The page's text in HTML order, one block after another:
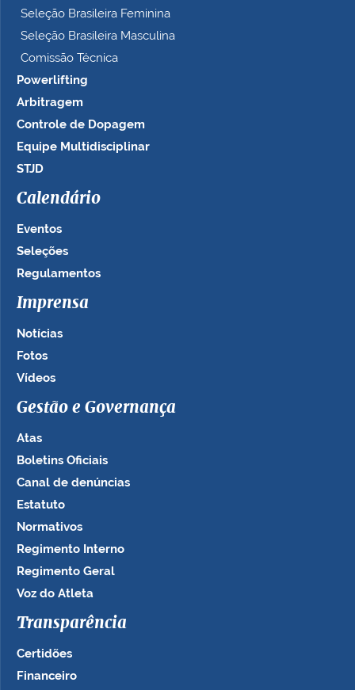
Seleção Brasileira Feminina
Seleção Brasileira Masculina
Comissão Técnica
Powerlifting
Arbitragem
Controle de Dopagem
Equipe Multidisciplinar
STJD
Calendário
Eventos
Seleções
Regulamentos
Imprensa
Notícias
Fotos
Vídeos
Gestão e Governança
Atas
Boletins Oficiais
Canal de denúncias
Estatuto
Normativos
Regimento Interno
Regimento Geral
Voz do Atleta
Transparência
Certidões
Financeiro